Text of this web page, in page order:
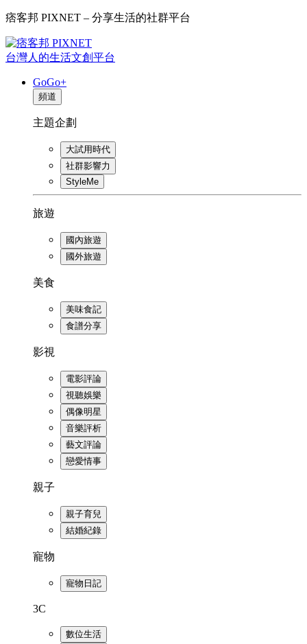
痞客邦 PIXNET – 分享生活的社群平台
台灣人的生活文創平台
GoGo+
頻道
主題企劃
大試用時代
社群影響力
StyleMe
旅遊
國內旅遊
國外旅遊
美食
美味食記
食譜分享
影視
電影評論
視聽娛樂
偶像明星
音樂評析
藝文評論
戀愛情事
親子
親子育兒
結婚紀錄
寵物
寵物日記
3C
數位生活